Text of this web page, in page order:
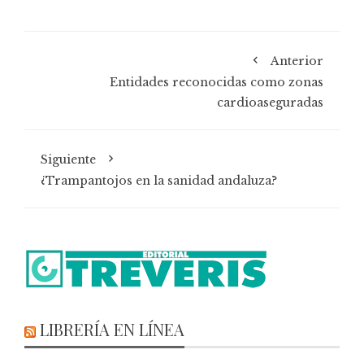
Anterior
Entidades reconocidas como zonas
cardioaseguradas
Siguiente
¿Trampantojos en la sanidad andaluza?
LIBRERÍA EN LÍNEA